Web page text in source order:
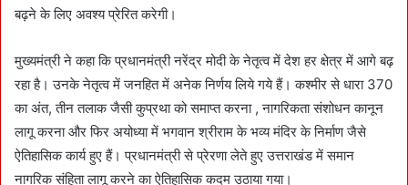
बढ़ने के लिए अवश्य प्रेरित करेगी।
मुख्यमंत्री ने कहा कि प्रधानमंत्री नरेंद्र मोदी के नेतृत्व में देश हर क्षेत्र में आगे बढ़
रहा है। उनके नेतृत्व में जनहित में अनेक निर्णय लिये गये हैं। कश्मीर से धारा 370
का अंत, तीन तलाक जैसी कुप्रथा को समाप्त करना , नागरिकता संशोधन कानून
लागू करना और फिर अयोध्या में भगवान श्रीराम के भव्य मंदिर के निर्माण जैसे
ऐतिहासिक कार्य हुए हैं। प्रधानमंत्री से प्रेरणा लेते हुए उत्तराखंड में समान
नागरिक संहिता लागू करने का ऐतिहासिक कदम उठाया गया।